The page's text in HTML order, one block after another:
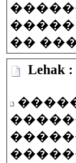
��
Lehak :